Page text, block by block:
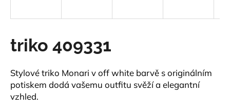
triko 409331
Stylové triko Monari v off white barvě s originálním
potiskem dodá vašemu outfitu svěží a elegantní
vzhled.
í
t
?